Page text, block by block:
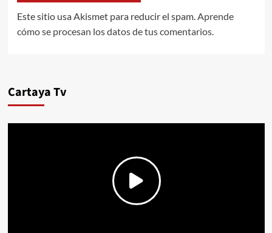
Este sitio usa Akismet para reducir el spam. Aprende
cómo se procesan los datos de tus comentarios.
Cartaya Tv